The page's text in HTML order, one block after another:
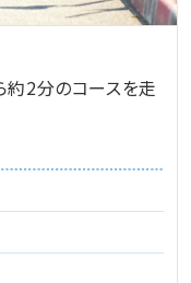
2分のコースを走